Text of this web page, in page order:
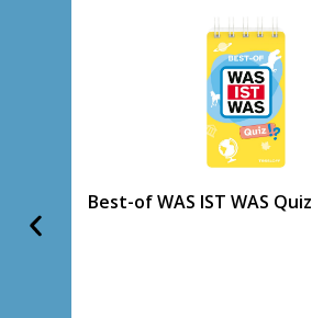
Best-of WAS IST WAS Quiz